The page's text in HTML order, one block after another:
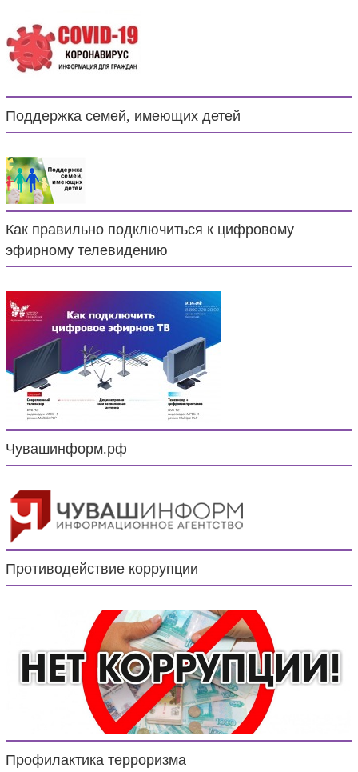
Поддержка семей, имеющих детей
Как правильно подключиться к цифровому
эфирному телевидению
Чувашинформ.рф
Противодействие коррупции
Профилактика терроризма